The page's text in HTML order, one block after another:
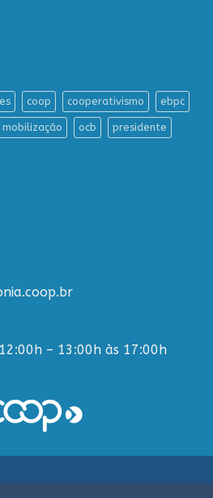
coop cooperativismo ebpc
mobilização ocb presidente
– 13:00h às 17:00h